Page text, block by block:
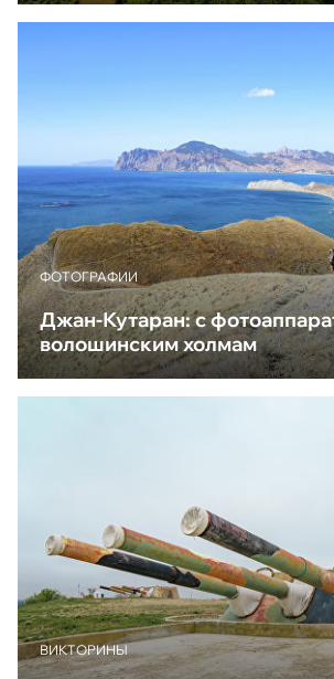
ФОТОГРАФИИ
Джан-Кутаран: с
волошинским холмам
ВИКТОРИНЫ